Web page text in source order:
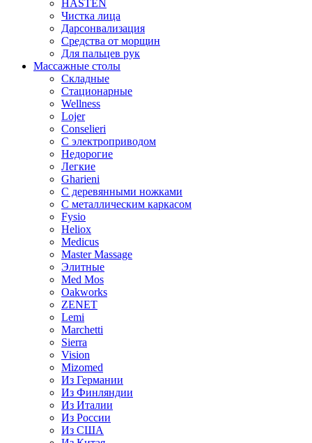
HASTEN
Чистка лица
Дарсонвализация
Средства от морщин
Для пальцев рук
Массажные столы
Складные
Стационарные
Wellness
Lojer
Conselieri
С электроприводом
Недорогие
Легкие
Gharieni
С деревянными ножками
С металлическим каркасом
Fysio
Heliox
Medicus
Master Massage
Элитные
Med Mos
Oakworks
ZENET
Lemi
Marchetti
Sierra
Vision
Mizomed
Из Германии
Из Финляндии
Из Италии
Из России
Из США